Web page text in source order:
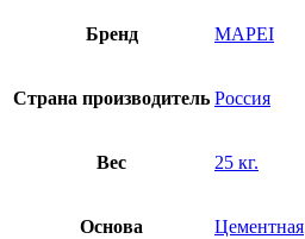
Бренд MAPEI
Страна производитель Россия
Вес 25 кг.
Основа Цементная